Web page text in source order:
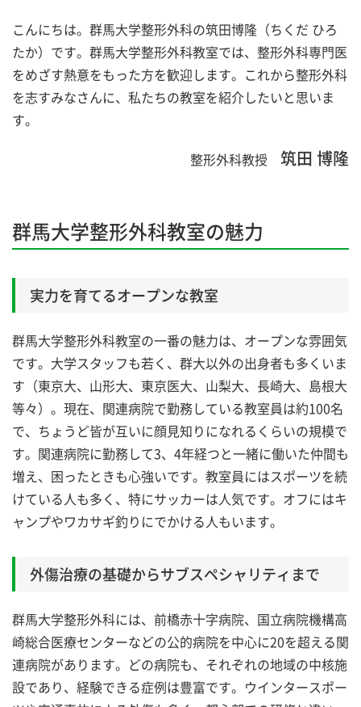
こんにちは。群馬大学整形外科の筑田博隆（ちくだ ひろ
たか）です。群馬大学整形外科教室では、整形外科専門医
をめざす熱意をもった方を歓迎します。これから整形外科
を志すみなさんに、私たちの教室を紹介したいと思いま
す。
整形外科教授 筑田 博隆
群馬大学整形外科教室の魅力
実力を育てるオープンな教室
群馬大学整形外科教室の一番の魅力は、オープンな雰囲気
です。大学スタッフも若く、群大以外の出身者も多くいま
す（東京大、山形大、東京医大、山梨大、長崎大、島根大
等々）。現在、関連病院で勤務している教室員は約100名
で、ちょうど皆が互いに顔見知りになれるくらいの規模で
す。関連病院に勤務して3、4年経つと一緒に働いた仲間も
増え、困ったときも心強いです。教室員にはスポーツを続
けている人も多く、特にサッカーは人気です。オフにはキ
ャンプやワカサギ釣りにでかける人もいます。
外傷治療の基礎からサブスペシャリティまで
群馬大学整形外科には、前橋赤十字病院、国立病院機構高
崎総合医療センターなどの公的病院を中心に20を超える関
連病院があります。どの病院も、それぞれの地域の中核施
設であり、経験できる症例は豊富です。ウインタースポー